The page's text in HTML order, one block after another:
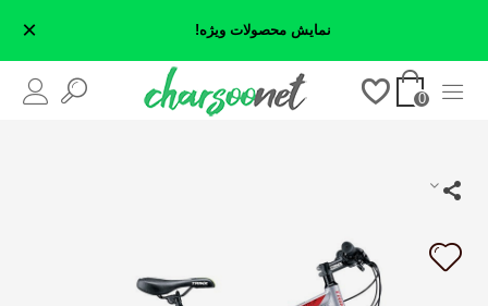
نمایش محصولات ویژه! ×
0